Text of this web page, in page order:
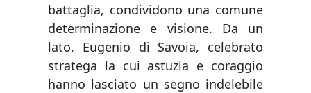
battaglia, condividono una comune
determinazione e visione. Da un
lato, Eugenio di Savoia, celebrato
stratega la cui astuzia e coraggio
hanno lasciato un segno indelebile